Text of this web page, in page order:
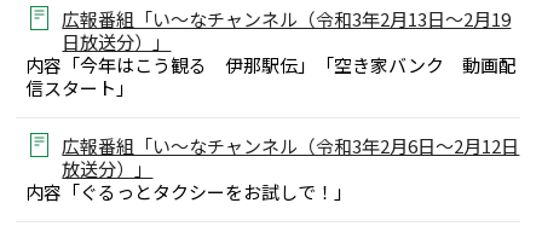
広報番組「い～なチャンネル（令和3年2月13日～2月19
日放送分）」
内容「今年はこう観る 伊那駅伝」「空き家バンク 動画配
信スタート」
広報番組「い～なチャンネル（令和3年2月6日～2月12日
放送分）」
内容「ぐるっとタクシーをお試しで！」